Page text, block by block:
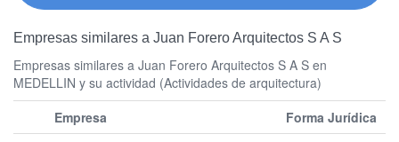
Empresas similares a Juan Forero Arquitectos S A S
Empresas similares a Juan Forero Arquitectos S A S en
MEDELLIN y su actividad (Actividades de arquitectura)
Empresa
Forma Jurídica